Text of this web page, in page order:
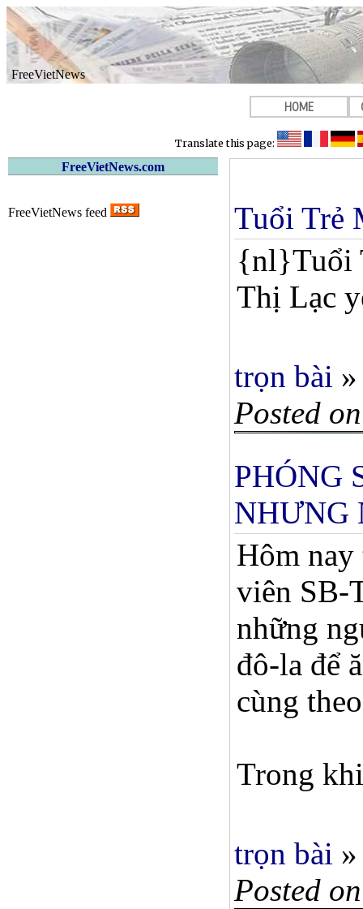
FreeVietNews
HOME
Translate this page:
FreeVietNews.com
FreeVietNews feed
Tuổi Trẻ
{nl}Tuổi
Thị Lạc
trọn bài »
Posted
PHÓNG
NHƯNG
Hôm
viên SB-
những
đô-la để
cùng
Trong
trọn bài »
Posted